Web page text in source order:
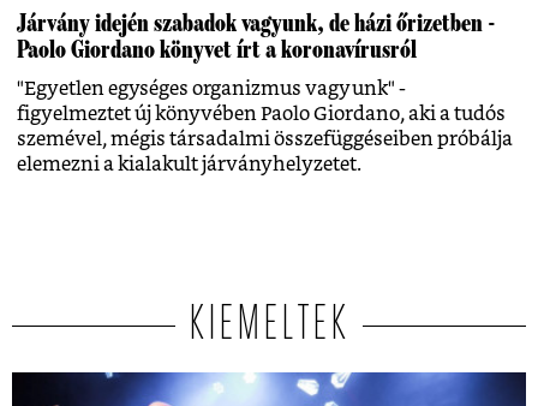
Járvány idején szabadok vagyunk, de házi őrizetben -
Paolo Giordano könyvet írt a koronavírusról
"Egyetlen egységes organizmus vagyunk" -
figyelmeztet új könyvében Paolo Giordano, aki a tudós
szemével, mégis társadalmi összefüggéseiben próbálja
elemezni a kialakult járványhelyzetet.
KIEMELTEK